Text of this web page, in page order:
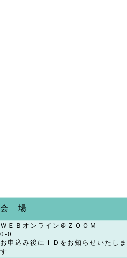
会 場
ＷＥＢオンライン＠ＺＯＯＭ
0-0
お申込み後にＩＤをお知らせいたしま
す